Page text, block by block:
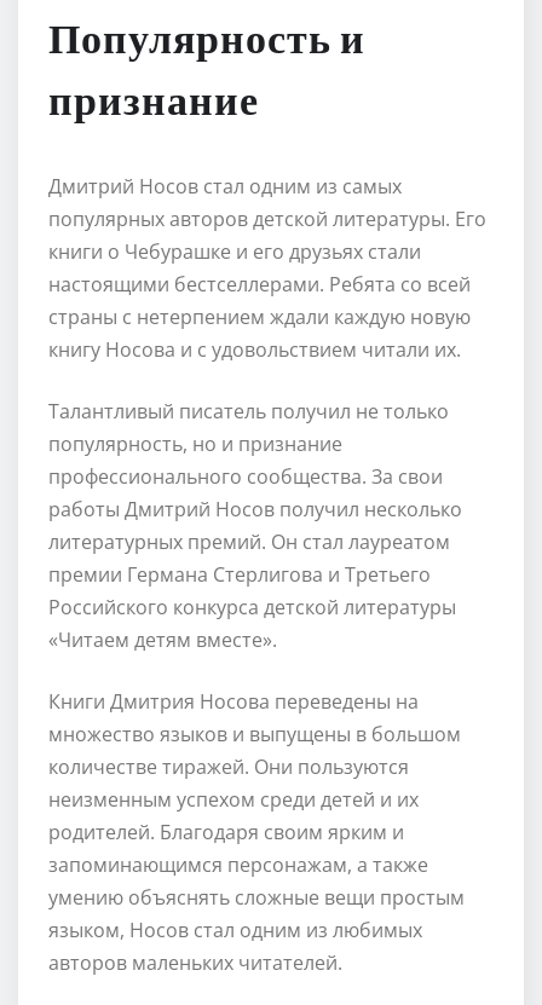
Популярность и
признание
Дмитрий Носов стал одним из самых
популярных авторов детской литературы. Его
книги о Чебурашке и его друзьях стали
настоящими бестселлерами. Ребята со всей
страны с нетерпением ждали каждую новую
книгу Носова и с удовольствием читали их.
Талантливый писатель получил не только
популярность, но и признание
профессионального сообщества. За свои
работы Дмитрий Носов получил несколько
литературных премий. Он стал лауреатом
премии Германа Стерлигова и Третьего
Российского конкурса детской литературы
«Читаем детям вместе».
Книги Дмитрия Носова переведены на
множество языков и выпущены в большом
количестве тиражей. Они пользуются
неизменным успехом среди детей и их
родителей. Благодаря своим ярким и
запоминающимся персонажам, а также
умению объяснять сложные вещи простым
языком, Носов стал одним из любимых
авторов маленьких читателей.